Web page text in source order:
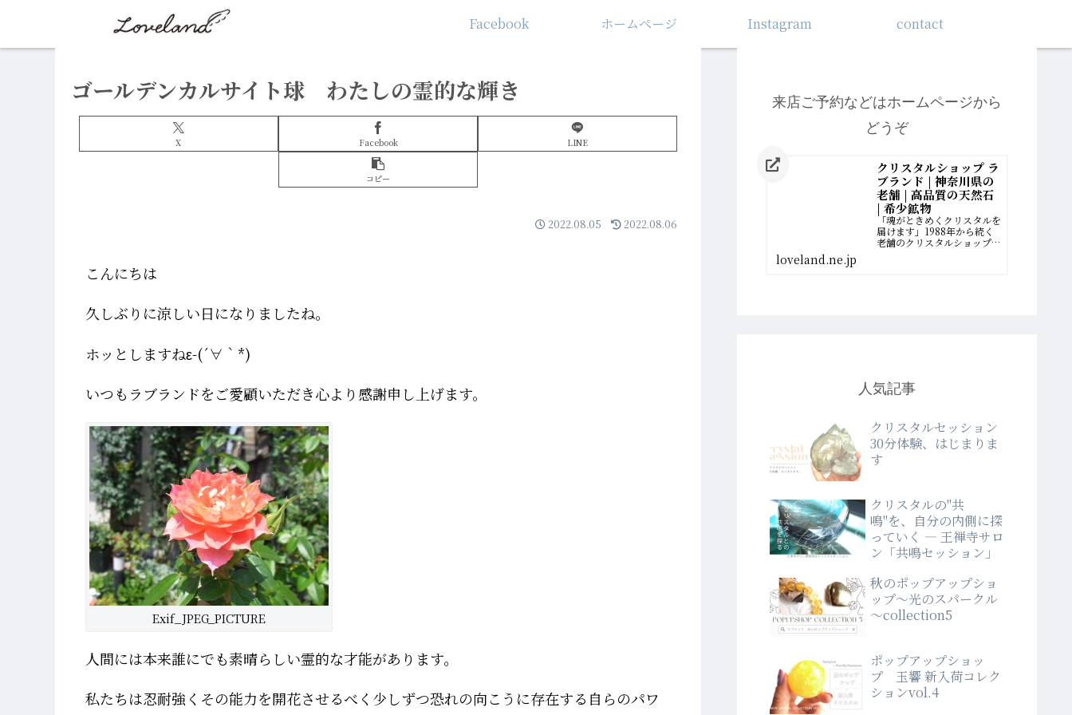
Facebook ホームぺージ Instagram contact
ゴールデンカルサイト球 わたしの霊的な輝き
X Facebook LINE
コピー
2022.08.05 2022.08.06
こんにちは
久しぶりに涼しい日になりましたね。
ホッとしますねε-(´∀ ｀ *)
いつもラブランドをご愛顧いただき心より感謝申し上げます。
Exif_JPEG_PICTURE
人間には本来誰にでも素晴らしい霊的な才能があります。
私たちは忍耐強くその能力を開花させるべく少しずつ恐れの向こうに存在する自らのパワ
来店ご予約などはホームページから
どうぞ
クリスタルショップ ラ
ブランド | 神奈川県の
老舗 | 高品質の天然石
| 希少鉱物
「魂がときめくクリスタルを
届けます」1988年から続く
老舗のクリスタルショップ。
loveland.ne.jp
人気記事
クリスタルセッション
30分体験、はじまりま
す
クリスタルの"共
鳴"を、自分の内側に探
っていく ― 王禅寺サロ
ン「共鳴セッション」
秋のポップアップショ
ップ～光のスパークル
～collection5
ポップアップショッ
プ 玉響 新入荷コレク
ションvol.4